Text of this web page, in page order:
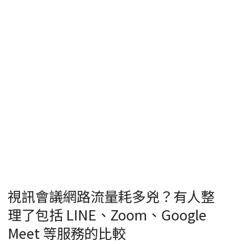
視訊會議網路流量耗多兇？有人整
理了包括 LINE、Zoom、Google
Meet 等服務的比較